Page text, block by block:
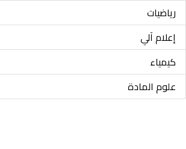
رياضيات
إعلام آلي
كيمياء
علوم المادة